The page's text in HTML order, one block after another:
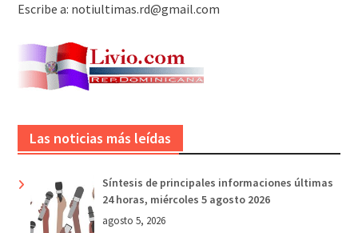
Escribe a: notiultimas.rd@gmail.com
Las noticias más leídas
Síntesis de principales informaciones últimas
24 horas, miércoles 5 agosto 2026
agosto 5, 2026